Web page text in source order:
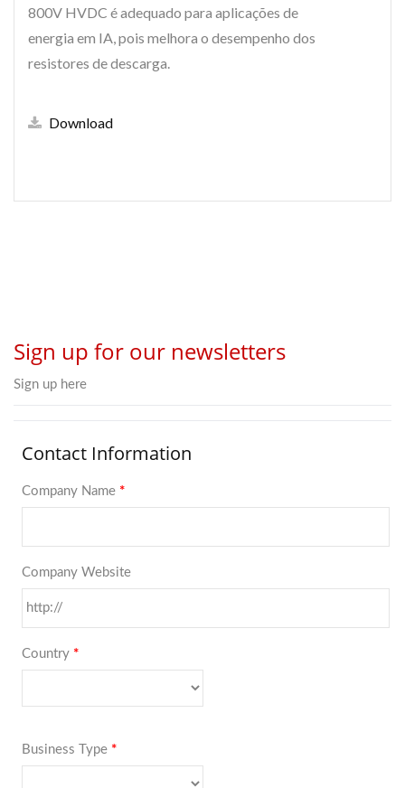
800V HVDC é adequado para aplicações de
energia em IA, pois melhora o desempenho dos
resistores de descarga.
Download